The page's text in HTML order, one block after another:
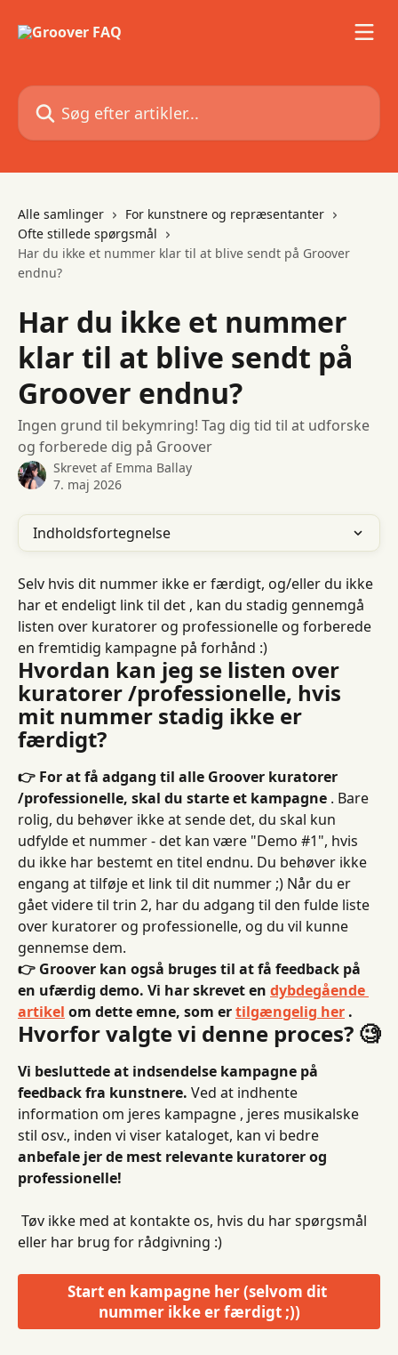
Søg efter artikler...
Alle samlinger
For kunstnere og repræsentanter
Ofte stillede spørgsmål
Har du ikke et nummer klar til at blive sendt på Groover
endnu?
Har du ikke et nummer
klar til at blive sendt på
Groover endnu?
Ingen grund til bekymring! Tag dig tid til at udforske
og forberede dig på Groover
Skrevet af Emma Ballay
7. maj 2026
Indholdsfortegnelse
Selv hvis dit nummer ikke er færdigt, og/eller du ikke
har et endeligt link til det , kan du stadig gennemgå
listen over kuratorer og professionelle og forberede
en fremtidig kampagne på forhånd :)
Hvordan kan jeg se listen over
kuratorer /professionelle, hvis
mit nummer stadig ikke er
færdigt?
👉 For at få adgang til alle Groover kuratorer
/professionelle, skal du starte et kampagne . Bare
rolig, du behøver ikke at sende det, du skal kun
udfylde et nummer - det kan være "Demo #1", hvis
du ikke har bestemt en titel endnu. Du behøver ikke
engang at tilføje et link til dit nummer ;) Når du er
gået videre til trin 2, har du adgang til den fulde liste
over kuratorer og professionelle, og du vil kunne
gennemse dem.
👉 Groover kan også bruges til at få feedback på
en ufærdig demo. Vi har skrevet en dybdegående
artikel om dette emne, som er tilgængelig her .
Hvorfor valgte vi denne proces? 🧐
Vi besluttede at indsendelse kampagne på
feedback fra kunstnere. Ved at indhente
information om jeres kampagne , jeres musikalske
stil osv., inden vi viser kataloget, kan vi bedre
anbefale jer de mest relevante kuratorer og
professionelle!
eller har brug for rådgivning :)
Start en kampagne her (selvom dit
nummer ikke er færdigt ;))